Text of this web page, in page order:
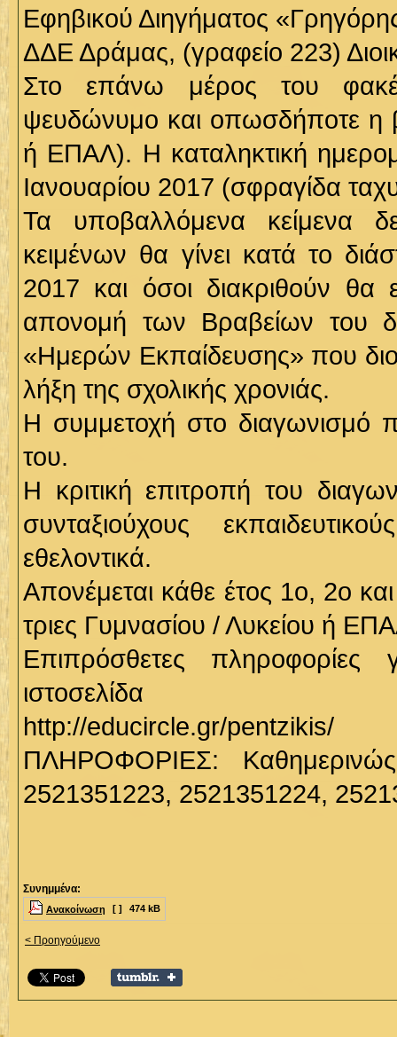
Εφηβικού Διηγήματος
ΔΔΕ Δράμας, (γραφείο 223)
Στο επάνω μέρος του
ψευδώνυμο και οπωσδήποτε η
ή ΕΠΑΛ). Η καταληκτική
Ιανουαρίου 2017 (σφραγίδα
Τα υποβαλλόμενα κείμενα
κειμένων θα γίνει κατά το
2017 και όσοι διακριθούν
απονομή των Βραβείων του
«Ημερών Εκπαίδευσης» που
λήξη της σχολικής χρονιάς.
Η συμμετοχή στο διαγωνισμό
του.
Η κριτική επιτροπή του
συνταξιούχους
εθελοντικά.
Απονέμεται κάθε έτος 1ο, 2ο
τριες Γυμνασίου / Λυκείου ή
Επιπρόσθετες πληροφορίες
ιστοσελίδα
http://educircle.gr/pentzikis/
ΠΛΗΡΟΦΟΡΙΕΣ:
2521351223, 2521351224,
Συνημμένα:
Ανακοίνωση [ ] 474 kB
< Προηγούμενο